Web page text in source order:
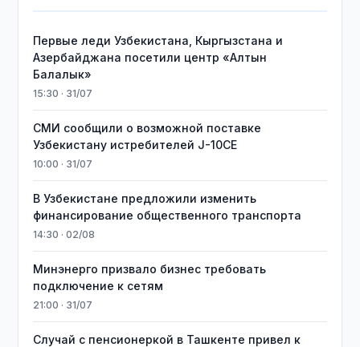
Первые леди Узбекистана, Кыргызстана и
Азербайджана посетили центр «Алтын
Балалык»
15:30 · 31/07
СМИ сообщили о возможной поставке
Узбекистану истребителей J-10CE
10:00 · 31/07
В Узбекистане предложили изменить
финансирование общественного транспорта
14:30 · 02/08
Минэнерго призвало бизнес требовать
подключение к сетям
21:00 · 31/07
Случай с пенсионеркой в Ташкенте привел к